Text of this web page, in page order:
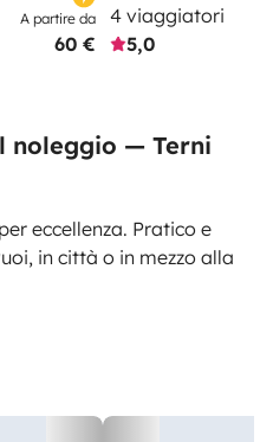
A partire da
60 €
4 viaggiatori
5,0
noleggio — Terni
eccellenza. Pratico e
in città o in mezzo alla